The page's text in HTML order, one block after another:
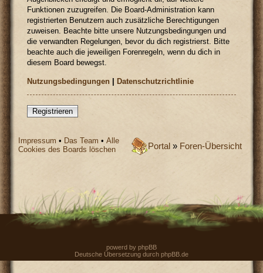
Funktionen zuzugreifen. Die Board-Administration kann
registrierten Benutzern auch zusätzliche Berechtigungen
zuweisen. Beachte bitte unsere Nutzungsbedingungen und
die verwandten Regelungen, bevor du dich registrierst. Bitte
beachte auch die jeweiligen Forenregeln, wenn du dich in
diesem Board bewegst.
Nutzungsbedingungen |Datenschutzrichtlinie
Registrieren
Portal » Foren-Übersicht
Impressum • Das Team •Alle
Cookies des Boards löschen
powerd by phpBB
Deutsche Übersetzung durch phpBB.de